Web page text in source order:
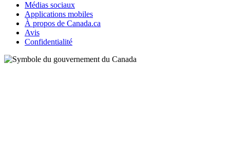
Médias sociaux
Applications mobiles
À propos de Canada.ca
Avis
Confidentialité